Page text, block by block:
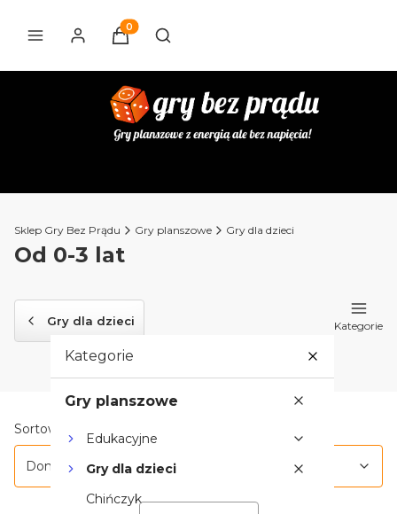
Produkty w koszyku: 0. Zobacz szczegóły
Otwórz wyszukiwarkę
Sklep Gry Bez Prądu Gry planszowe Gry dla dzieci
Od 0-3 lat
Gry dla dzieci Kategorie
Kategorie
Gry planszowe
Edukacyjne
Gry dla dzieci
Chińczyk
Lista produktów
Sortowanie:
Domyślne